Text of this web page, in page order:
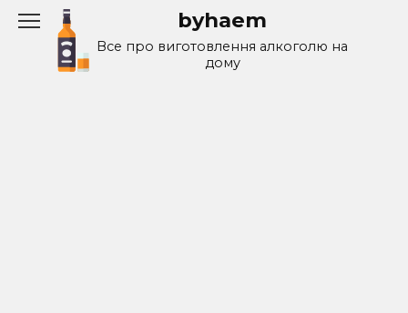
Перейти
содержанию
byhaem
Все про виготовлення алкоголю на
дому